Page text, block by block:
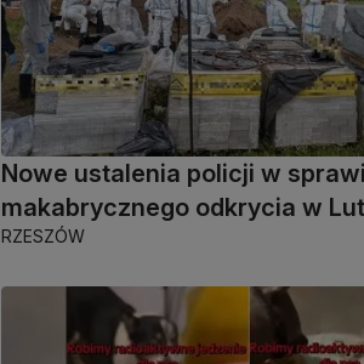
Nowe ustalenia policji w
makabrycznego odkrycia w
RZESZÓW